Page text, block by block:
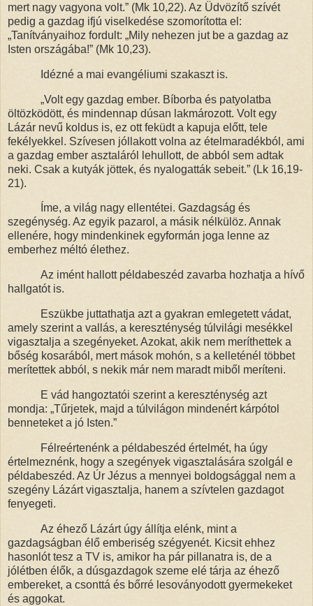
mert nagy vagyona volt.” (Mk 10,22). Az Üdvözítő szívét
pedig a gazdag ifjú viselkedése szomorította el:
„Tanítványaihoz fordult: „Mily nehezen jut be a gazdag az
Isten országába!” (Mk 10,23).
Idézné a mai evangéliumi szakaszt is.
„Volt egy gazdag ember. Bíborba és patyolatba
öltözködött, és mindennap dúsan lakmározott. Volt egy
Lázár nevű koldus is, ez ott feküdt a kapuja előtt, tele
fekélyekkel. Szívesen jóllakott volna az ételmaradékból, ami
a gazdag ember asztaláról lehullott, de abból sem adtak
neki. Csak a kutyák jöttek, és nyalogatták sebeit.” (Lk 16,19-
21).
Íme, a világ nagy ellentétei. Gazdagság és
szegénység. Az egyik pazarol, a másik nélkülöz. Annak
ellenére, hogy mindenkinek egyformán joga lenne az
emberhez méltó élethez.
Az imént hallott példabeszéd zavarba hozhatja a hívő
hallgatót is.
Eszükbe juttathatja azt a gyakran emlegetett vádat,
amely szerint a vallás, a kereszténység túlvilági mesékkel
vigasztalja a szegényeket. Azokat, akik nem meríthettek a
bőség kosarából, mert mások mohón, s a kelleténél többet
merítettek abból, s nekik már nem maradt miből meríteni.
E vád hangoztatói szerint a kereszténység azt
mondja: „Tűrjetek, majd a túlvilágon mindenért kárpótol
benneteket a jó Isten.”
Félreértenénk a példabeszéd értelmét, ha úgy
értelmeznénk, hogy a szegények vigasztalására szolgál e
példabeszéd. Az Úr Jézus a mennyei boldogsággal nem a
szegény Lázárt vigasztalja, hanem a szívtelen gazdagot
fenyegeti.
Az éhező Lázárt úgy állítja elénk, minta
gazdagságban élő emberiség szégyenét. Kicsit ehhez
hasonlót tesz a TV is, amikor ha pár pillanatra is, de a
jólétben élők, a dúsgazdagok szeme elé tárja az éhező
embereket, a csonttá és bőrré lesoványodott gyermekeket
és aggokat.